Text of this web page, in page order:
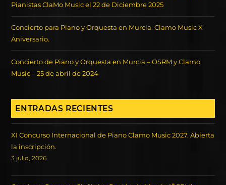
Pianistas ClaMo Music el 22 de Diciembre 2025
Concierto para Piano y Orquesta en Murcia. Clamo Music X
Aniversario.
Concierto de Piano y Orquesta en Murcia – OSRM y Clamo
Music – 25 de abril de 2024
ENTRADAS RECIENTES
XI Concurso Internacional de Piano Clamo Music 2027. Abierta
la inscripción.
3 julio, 2026